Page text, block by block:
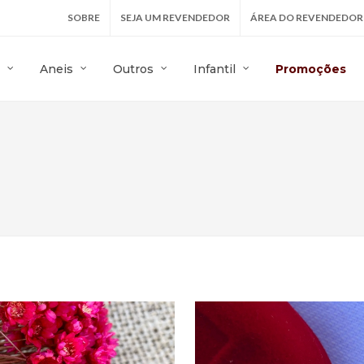
SOBRE SEJA UM REVENDEDOR ÁREA DO REVENDEDOR
Aneis Outros Infantil Promoções